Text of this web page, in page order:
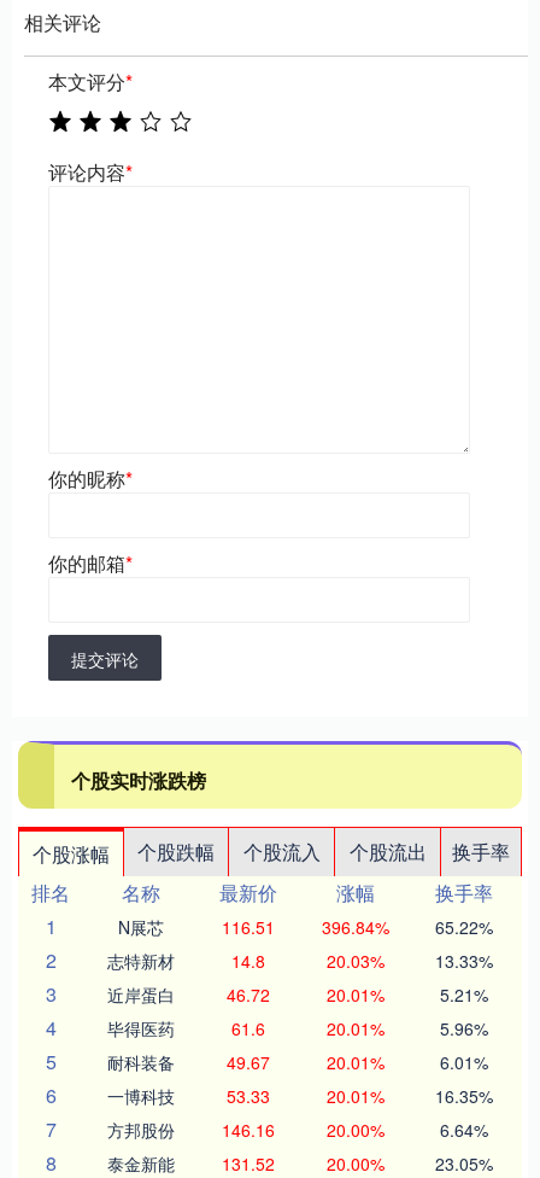
相关评论
本文评分*
评论内容*
你的昵称*
你的邮箱*
提交评论
个股实时涨跌榜
个股涨幅 个股跌幅 个股流入 个股流出
换手率
排名
名称 最新价 涨幅
换手率
1
N展芯 116.51 396.84% 65.22%
2 志特新材 14.8 20.03% 13.33%
3 近岸蛋白 46.72 20.01% 5.21%
4 毕得医药 61.6 20.01% 5.96%
5 耐科装备 49.67 20.01% 6.01%
6 一博科技 53.33 20.01% 16.35%
7 方邦股份 146.16 20.00% 6.64%
8 泰金新能 131.52 20.00% 23.05%